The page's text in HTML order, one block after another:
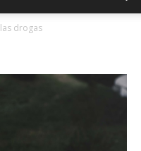
drogas